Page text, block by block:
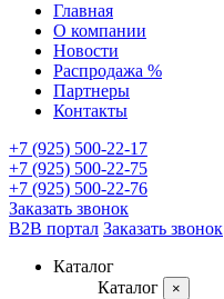
Главная
О компании
Новости
Распродажа %
Партнеры
Контакты
+7 (925) 500-22-17
+7 (925) 500-22-75
+7 (925) 500-22-76
Заказать звонок
B2B портал Заказать звонок
Каталог
Каталог
×